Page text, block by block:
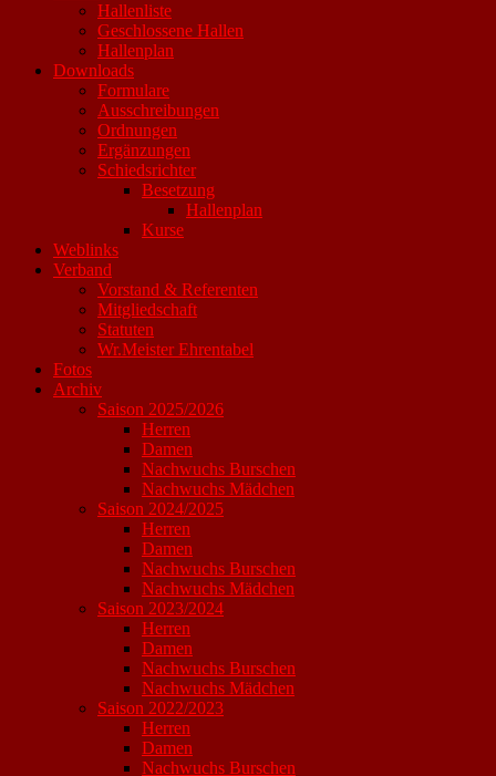
Hallenliste
Geschlossene Hallen
Hallenplan
Downloads
Formulare
Ausschreibungen
Ordnungen
Ergänzungen
Schiedsrichter
Besetzung
Hallenplan
Kurse
Weblinks
Verband
Vorstand & Referenten
Mitgliedschaft
Statuten
Wr.Meister Ehrentabel
Fotos
Archiv
Saison 2025/2026
Herren
Damen
Nachwuchs Burschen
Nachwuchs Mädchen
Saison 2024/2025
Herren
Damen
Nachwuchs Burschen
Nachwuchs Mädchen
Saison 2023/2024
Herren
Damen
Nachwuchs Burschen
Nachwuchs Mädchen
Saison 2022/2023
Herren
Damen
Nachwuchs Burschen